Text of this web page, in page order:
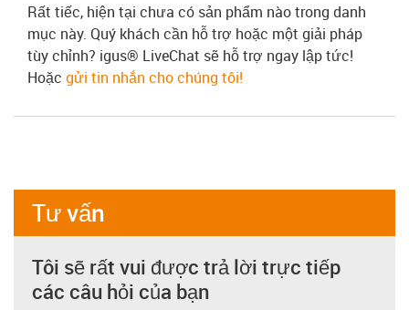
Rất tiếc, hiện tại chưa có sản phẩm nào trong danh
mục này. Quý khách cần hỗ trợ hoặc một giải pháp
tùy chỉnh? igus® LiveChat sẽ hỗ trợ ngay lập tức!
Hoặc gửi tin nhắn cho chúng tôi!
Tư vấn
Tôi sẽ rất vui được trả lời trực tiếp
các câu hỏi của bạn